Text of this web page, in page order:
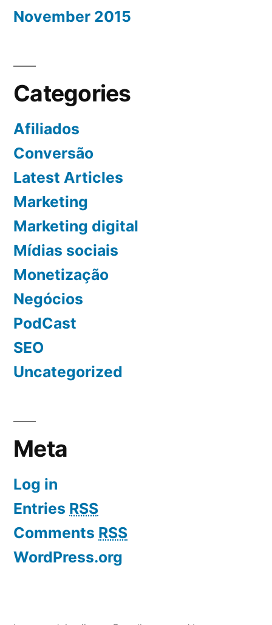
November 2015
Categories
Afiliados
Conversão
Latest Articles
Marketing
Marketing digital
Mídias sociais
Monetização
Negócios
PodCast
SEO
Uncategorized
Meta
Log in
Entries RSS
Comments RSS
WordPress.org